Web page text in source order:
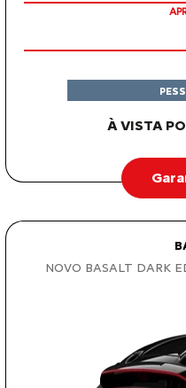
À VISTA
NOVO BASALT DARK